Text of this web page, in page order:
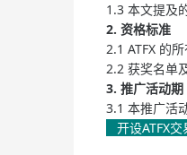
1.3 本文提及
2. 资格标准
2.1 ATFX 的
2.2 获奖名单
3. 推广活动期
3.1 本推广活
开设ATFX交